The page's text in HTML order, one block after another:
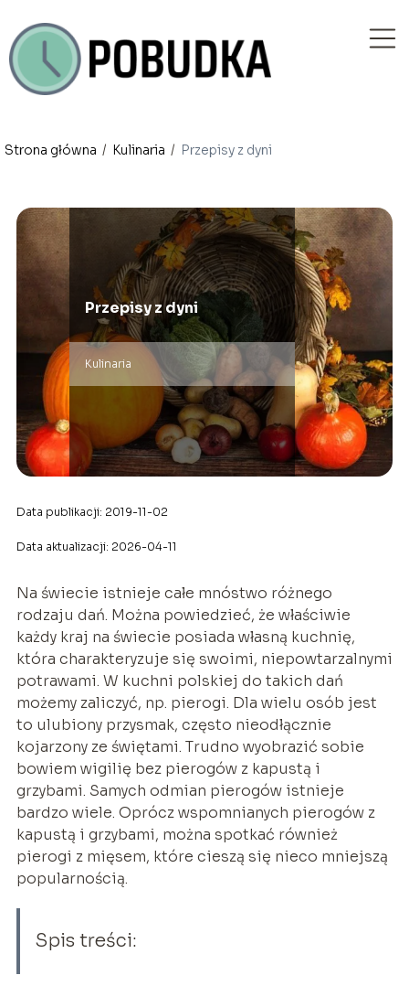
Strona główna / Kulinaria / Przepisy z dyni
Przepisy z dyni
Kulinaria
Data publikacji: 2019-11-02
Data aktualizacji: 2026-04-11
Na świecie istnieje całe mnóstwo różnego
rodzaju dań. Można powiedzieć, że właściwie
każdy kraj na świecie posiada własną kuchnię,
która charakteryzuje się swoimi, niepowtarzalnymi
potrawami. W kuchni polskiej do takich dań
możemy zaliczyć, np. pierogi. Dla wielu osób jest
to ulubiony przysmak, często nieodłącznie
kojarzony ze świętami. Trudno wyobrazić sobie
bowiem wigilię bez pierogów z kapustą i
grzybami. Samych odmian pierogów istnieje
bardzo wiele. Oprócz wspomnianych pierogów z
kapustą i grzybami, można spotkać również
pierogi z mięsem, które cieszą się nieco mniejszą
popularnością.
Spis treści: